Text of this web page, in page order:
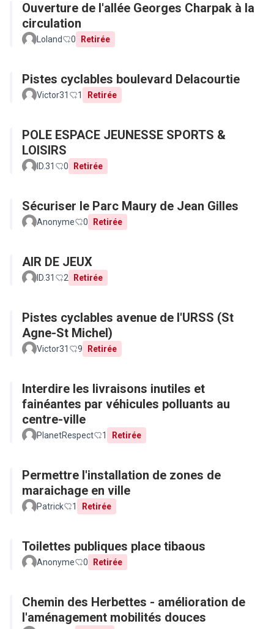
Ouverture de l'allée Georges Charpak à la
circulation
Loland 0 Retirée
Pistes cyclables boulevard Delacourtie
Victor31 1 Retirée
POLE ESPACE JEUNESSE SPORTS &
LOISIRS
ID.31 0 Retirée
Sécuriser le Parc Maury de Jean Gilles
Anonyme 0 Retirée
AIR DE JEUX
ID.31 2 Retirée
Pistes cyclables avenue de l'URSS (St
Agne-St Michel)
Victor31 9 Retirée
Interdire les livraisons inutiles et
fainéantes par véhicules polluants au
centre-ville
PlanetRespect 1 Retirée
Permettre l'installation de zones de
maraichage en ville
Patrick 1 Retirée
Toilettes publiques place tibaous
Anonyme 0 Retirée
Chemin des Herbettes - amélioration de
l'aménagement mobilités douces